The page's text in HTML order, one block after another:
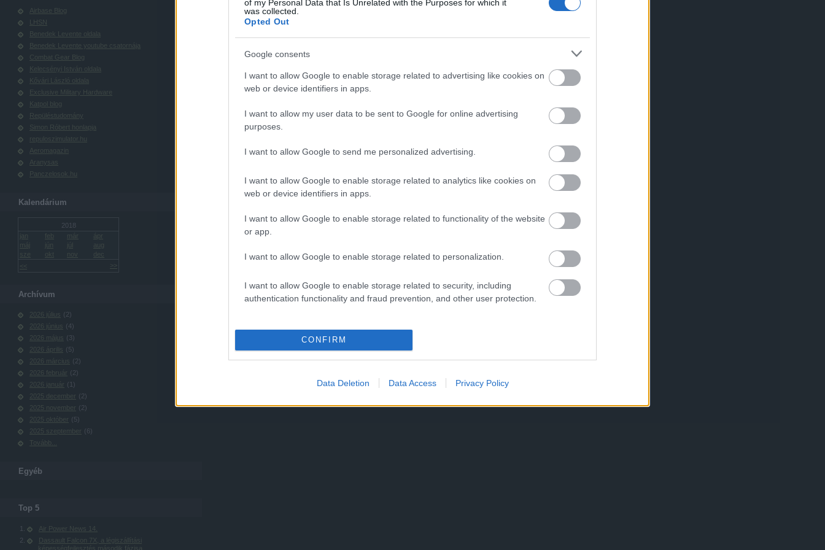
of my Personal Data that Is Unrelated with the Purposes for which it
was collected.
Opted Out
Google consents
I want to allow Google to enable storage related to advertising like cookies on
web or device identifiers in apps.
I want to allow my user data to be sent to Google for online advertising
purposes.
I want to allow Google to send me personalized advertising.
I want to allow Google to enable storage related to analytics like cookies on
web or device identifiers in apps.
I want to allow Google to enable storage related to functionality of the website
or app.
I want to allow Google to enable storage related to personalization.
I want to allow Google to enable storage related to security, including
authentication functionality and fraud prevention, and other user protection.
CONFIRM
Data Deletion Data Access Privacy Policy
Airbase Blog
LHSN
Benedek Levente oldala
Benedek Levente youtube csatornája
Combat Gear Blog
Kelecsényi István oldala
Kővári László oldala
Exclusive Military Hardware
Katpol blog
Repüléstudomány
Simon Róbert honlapja
repuloszimulator.hu
Aeromagazin
Aranysas
Panczelosok.hu
Kalendárium
2018
>>
jan feb már
ápr
máj
jún
aug
okt nov
Archívum
2026 július (2)
2026 június (4)
2026 május (3)
2026 április (5)
2026 március (2)
2026 február (2)
2026 január ( 1 )
2025 december (2)
2025 november (2)
2025 október (5)
2025 szeptember (6 )
Tovább
Egyéb
Top 5
Air Power News 14.
Dassault Falcon 7X, a légiszállítási
képességfejlesztés második fázisa